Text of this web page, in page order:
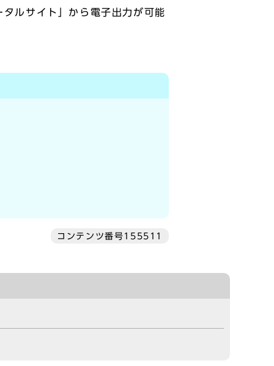
ルサイト」から電子出力が可能
コンテンツ番号155511